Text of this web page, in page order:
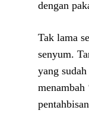
dengan
Tak lama
senyum.
yang
menambah